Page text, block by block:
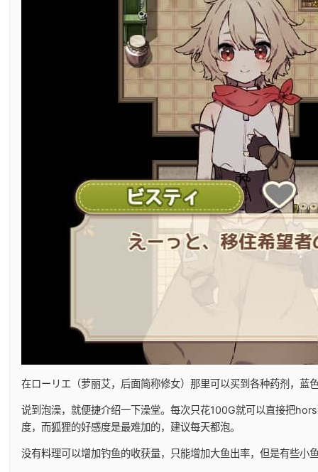
在ローリエ（萝丽艾，后面简称修女）那里可以买到各种药剂，
说到泡澡，就便捷介绍一下澡堂。每次只花100G就可以直接把
度，而狐狸的好感度是最难加的，建议每天都泡。
没有料理可以增加钓鱼的收获量，只能增加大鱼出率，但是有些